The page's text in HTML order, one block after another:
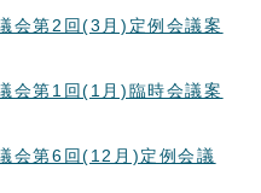
会第2回(3月)定例会議案
会第1回(1月)臨時会議案
会第6回(12月)定例会議